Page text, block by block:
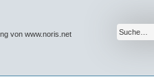
von www.noris.net